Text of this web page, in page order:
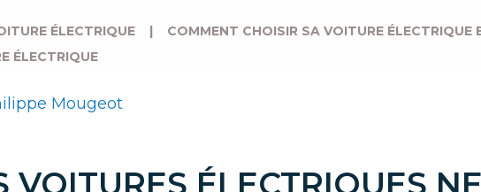
ÉLECTRIQUE | COMMENT CHOISIR SA VOITURE ÉLECTRIQUE
ÉLECTRIQUE
Mougeot
VOITURES ÉLECTRIQUES